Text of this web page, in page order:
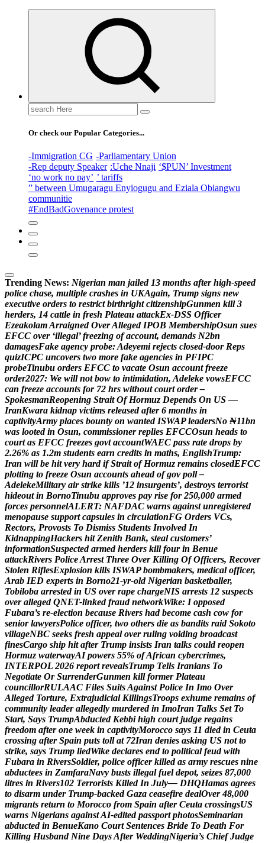
Search
for:
Or check our Popular Categories...
-Immigration CG -Parliamentary Union
-Rep deputy Speaker :Uche Nnaji ‘$PUN’ Investment
‘no work no pay’ ’ tariffs
” between Umugaragu Enyiogugu and Eziala Obiangwu
communitie
#EndBadGovenance protest
Trending News: Nigerian man jailed 13 months after high-speed
police chase, multiple crashes in UKAgain, Trump signs new
executive orders to restrict birthright citizenshipGunmen kill 3
herders, 14 cattle in fresh Plateau attackEx-DSS Officer
EzeakolamArraigned OverAlleged IPOB MembershipOsun sues
EFCC over ‘illegal’ freezing of account, demands N2bn
damagesFake agency probe:Adeyemi rejects closed-door Reps
quizICPC uncovers two more fake agencies in PFIPC
probeTinubu orders EFCC to vacate Osun account freeze
order2027: We will not bow to intimidation, Adeleke vowsEFCC
can freeze accounts for 72 hrs without court order –
SpokesmanReopening Strait Of Hormuz Depends On US —
IranKwara kidnap victims released after 6 months in
captivityArmy places bounty on wanted ISWAP leadersNo ₦11bn
was looted in Osun, commissioner replies EFCCOsun heads to
court as EFCC freezes govt accountWAEC pass rate drops by
2.26% as 1.2m students earn credits in maths, EnglishTrump:
Iran will be hit very hard if Strait of Hormuz remains closedEFCC
plotting to freeze Osun accounts ahead of gov poll –
AdelekeMilitary air strike kills ’12 insurgents’, destroys terrorist
hideout in BornoTinubu approves pay rise for 250,000 armed
forces personnelALERT: NAFDAC warns against unregistered
menopause support capsules in circulationFG Orders VCs,
Rectors, Provosts To Dismiss Students Involved In
KidnappingHackers hit Zenith Bank, steal customers’
informationSuspected armed herders kill four in Benue
attackRivers PoliceArrest Three Over Killing Of Officers, Recover
Stolen RiflesExplosion kills ISWAP bombmakers, medical officer,
Arab IED experts in Borno21-yr-old Nigerian basketballer,
Tobiloba arrested in US over rape chargeNIS arrests 12 suspects
over alleged QNET-linked fraud networkWike: I opposed
Fubara’s re-election because Rivers had become cash cow for
senior lawyersPolice officer, two others die as bandits raid Sokoto
villageNBC seeks fresh appeal over ruling voiding broadcast
finesCargo ship hit after Trump insists Iran talks could reopen
Hormuz waterwayAI powers 55% ofAfrican cybercrimes,
INTERPOL 2026 report revealsTrump Tells Iranians To
Negotiate Or SurrenderGunmen kill former Plateau
councillorRULAAC Files SuitsAgainst Police In Imo Over
Alleged Torture, Extrajudicial KillingsTroops exhume remains of
community leader allegedly murdered in ImoIran Talks Set To
Start, Says TrumpAbducted Kebbi high court judge regains
freedom after one week in captivityMorocco says 11 died in Ceuta
crossing after Spain puts toll at 72Iran denies asking US not to
strike, says Trump liedWike declares end to political feud with
Fubara in RiversSoldier, police officer killed as army rescues nine
abductees in ZamfaraNavy busts illegal fuel depot, seizes 87,000
litres in Rivers102 Terrorists Killed In July— DHQHamas agrees
to disarm under Trump-backed Gaza ceasefire dealOver 48,000
migrants return to Morocco from Spain after Ceuta crossingsUS
warns Nigerians againstAI-edited passport photosSeminarian
abducted in BenueKano Court Sentences Bride To Death For
Killing Husband Nine DaysAfter WeddingNigeria’s Chief Judge